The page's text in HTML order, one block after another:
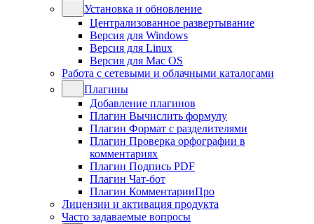
Установка и обновление
Централизованное развертывание
Версия для Windows
Версия для Linux
Версия для Mac OS
Работа с сетевыми и облачными каталогами
Плагины
Добавление плагинов
Плагин Вычислить формулу
Плагин Формат с разделителями
Плагин Проверка орфографии в
комментариях
Плагин Подпись PDF
Плагин Чат-бот
Плагин КомментарииПро
Лицензии и активация продукта
Часто задаваемые вопросы